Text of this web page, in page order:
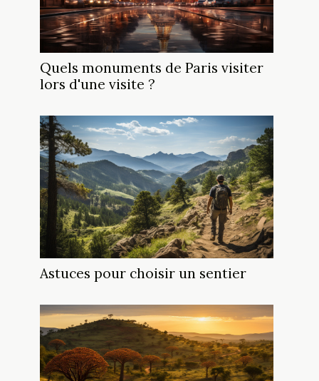
Quels monuments de Paris visiter
lors d'une visite ?
Astuces pour choisir un sentier